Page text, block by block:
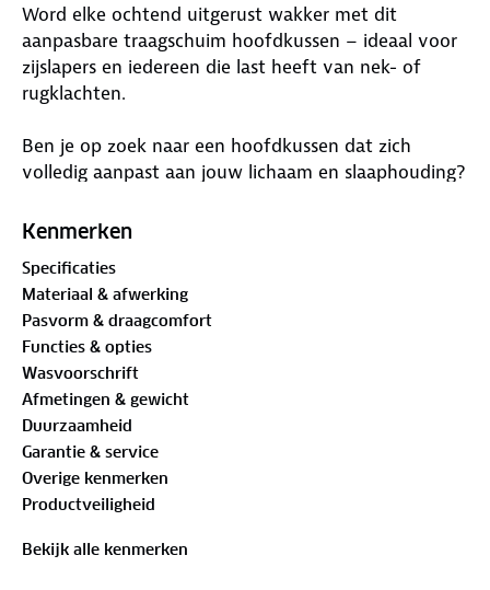
Word elke ochtend uitgerust wakker met dit
aanpasbare traagschuim hoofdkussen – ideaal voor
zijslapers en iedereen die last heeft van nek- of
rugklachten.
Ben je op zoek naar een hoofdkussen dat zich
volledig aanpast aan jouw lichaam en slaaphouding?
nek- en rugklachten te verminderen en je nachtrust
traagschuimvlokken en 20% wol combineert het
kussen zachte ondersteuning met een perfecte
veerkracht.
Belangrijkste voordelen:
• Ergonomisch hoofdkussen tegen nek- en
rugklachten
• Volledig aanpasbaar voeg of verwijder vulling voor
jouw ideale stevigheid
• Perfect voor zijslapers – ondersteunt de natuurlijke
uitlijning van nek en wervelkolom
Kenmerken
Specificaties
Materiaal & afwerking
Pasvorm & draagcomfort
Functies & opties
Wasvoorschrift
Afmetingen & gewicht
Duurzaamheid
Garantie & service
Overige kenmerken
Productveiligheid
Bekijk alle kenmerken